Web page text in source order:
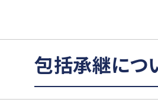
包括承継につ